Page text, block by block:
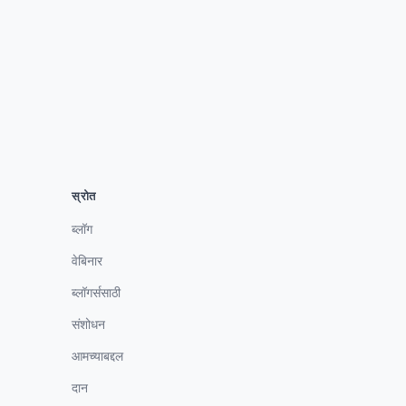
स्रोत
ब्लॉग
वेबिनार
ब्लॉगर्ससाठी
संशोधन
आमच्याबद्दल
दान